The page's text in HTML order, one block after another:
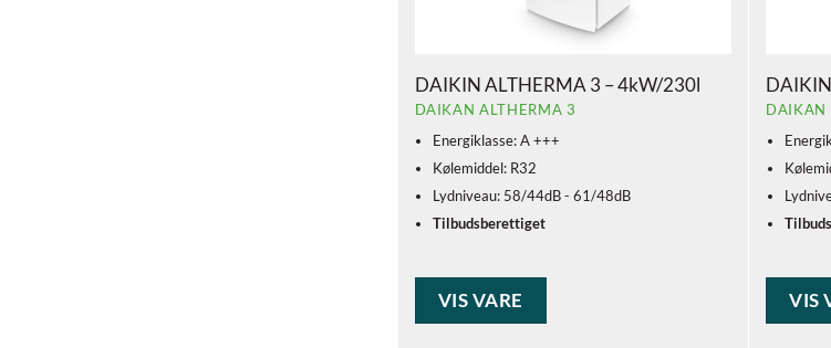
DAIKIN ALTHERMA 3 – 4kW/230l
DAIKAN ALTHERMA 3
Energiklasse: A +++
Kølemiddel: R32
Lydniveau: 58/44dB - 61/48dB
Tilbudsberettiget
VIS VARE
DAIKAN
VIS